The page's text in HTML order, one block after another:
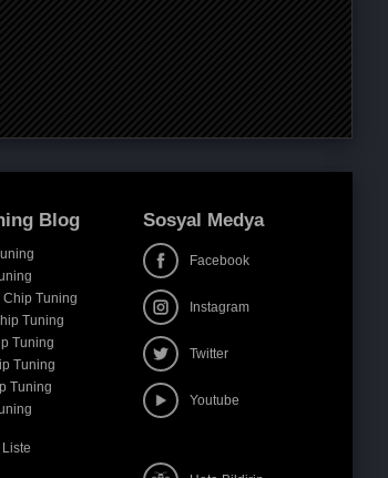
Blog
Tuning
Tuning
Tuning
Tuning
Tuning
Liste
Sosyal Medya
Facebook
Instagram
Twitter
Youtube